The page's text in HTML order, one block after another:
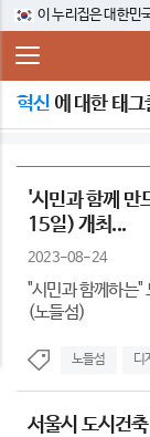
이 누리집은 대한민
혁신 에 대한 태
'시민과 함께 만
15일) 개최...
2023-08-24
"시민과 함께하는"
(노들섬)
노들섬 디
서울시 도시건